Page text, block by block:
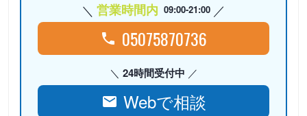
営業時間内 09:00-21:00
05075870736
24時間受付中
Webで相談